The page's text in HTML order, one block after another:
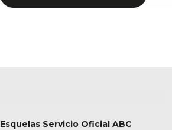
Esquelas Servicio Oficial ABC